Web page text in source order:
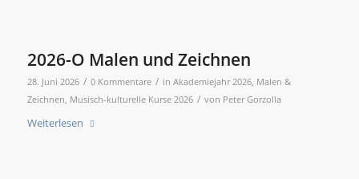
2026-O Malen und Zeichnen
28. Juni 2026 / 0 Kommentare / in Akademiejahr 2026, Malen &
Zeichnen, Musisch-kulturelle Kurse 2026 / von Peter Gorzolla
Weiterlesen